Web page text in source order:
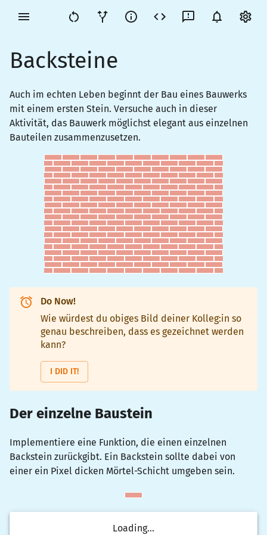
Backsteine
Auch im echten Leben beginnt der Bau eines Bauwerks
mit einem ersten Stein. Versuche auch in dieser
Aktivität, das Bauwerk möglichst elegant aus einzelnen
Bauteilen zusammenzusetzen.
Do Now!
Wie würdest du obiges Bild deiner Kolleg:in so
genau beschreiben, dass es gezeichnet werden
kann?
I DID IT!
Der einzelne Baustein
Implementiere eine Funktion, die einen einzelnen
Backstein zurückgibt. Ein Backstein sollte dabei von
einer ein Pixel dicken Mörtel-Schicht umgeben sein.
Loading...